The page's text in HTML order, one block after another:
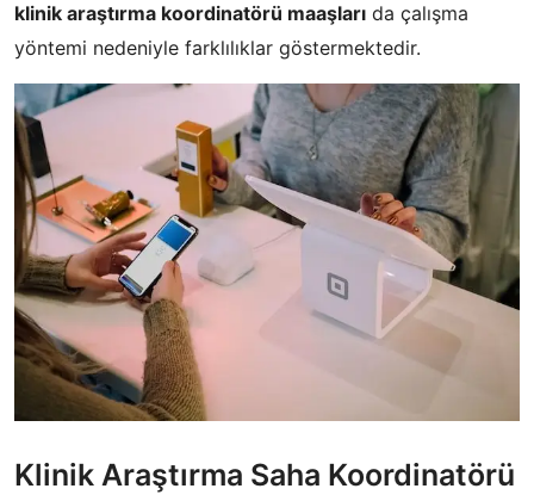
klinik araştırma koordinatörü maaşları da çalışma
yöntemi nedeniyle farklılıklar göstermektedir.
Klinik Araştırma Saha Koordinatörü